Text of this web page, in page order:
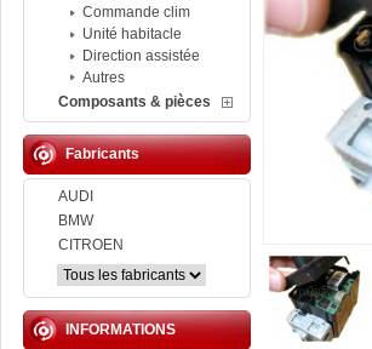
Commande clim
Unité habitacle
Direction assistée
Autres
Composants & pièces
Fabricants
AUDI
BMW
CITROEN
INFORMATIONS